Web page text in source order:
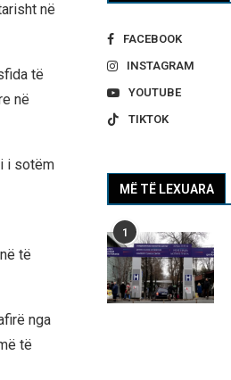
në
të
në
i sotëm
të
nga
të
FACEBOOK
INSTAGRAM
YOUTUBE
TIKTOK
MË TË LEXUARA
1